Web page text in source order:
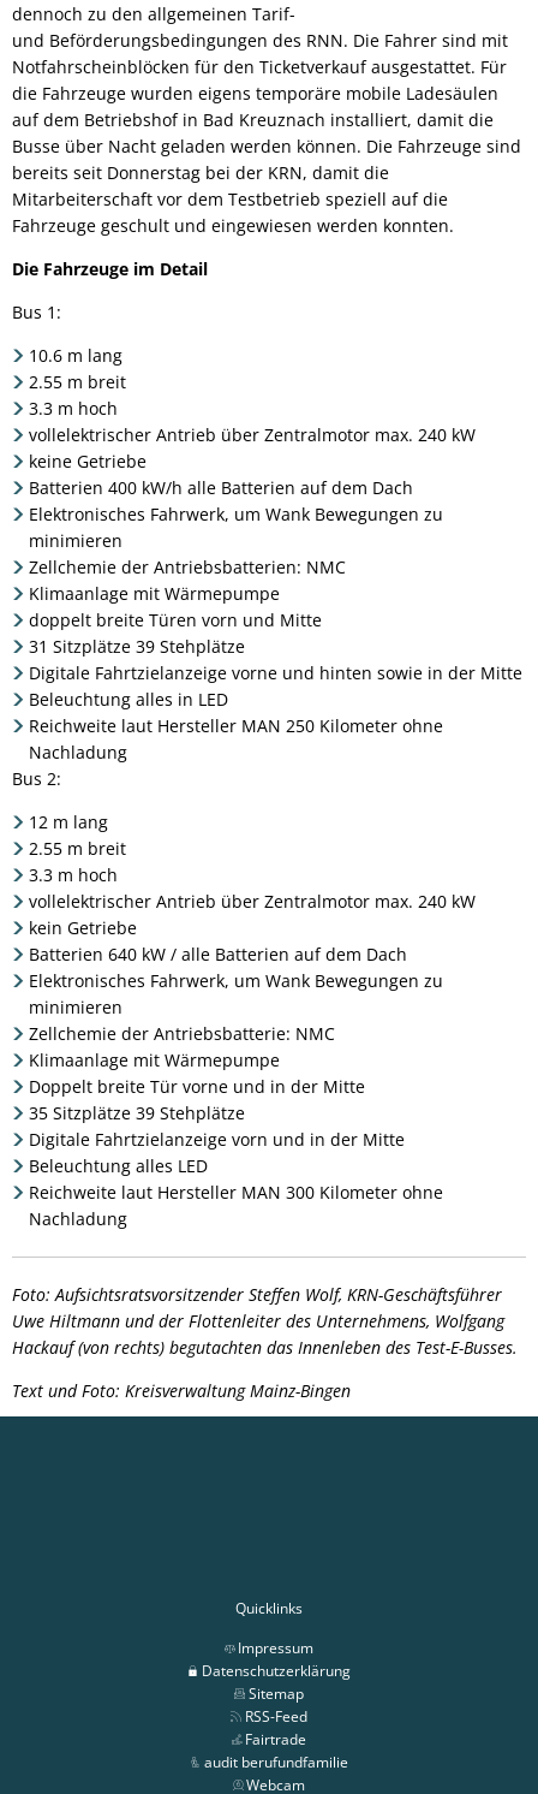
dennoch zu den allgemeinen Tarif-
und Beförderungsbedingungen des RNN. Die Fahrer sind mit
Notfahrscheinblöcken für den Ticketverkauf ausgestattet. Für
die Fahrzeuge wurden eigens temporäre mobile Ladesäulen
auf dem Betriebshof in Bad Kreuznach installiert, damit die
Busse über Nacht geladen werden können. Die Fahrzeuge sind
bereits seit Donnerstag bei der KRN, damit die
Mitarbeiterschaft vor dem Testbetrieb speziell auf die
Fahrzeuge geschult und eingewiesen werden konnten.
Die Fahrzeuge im Detail
Bus 1:
10.6 m lang
2.55 m breit
3.3 m hoch
vollelektrischer Antrieb über Zentralmotor max. 240 kW
keine Getriebe
Batterien 400 kW/h alle Batterien auf dem Dach
Elektronisches Fahrwerk, um Wank Bewegungen zu
minimieren
Zellchemie der Antriebsbatterien: NMC
Klimaanlage mit Wärmepumpe
doppelt breite Türen vorn und Mitte
31 Sitzplätze 39 Stehplätze
Digitale Fahrtzielanzeige vorne und hinten sowie in der Mitte
Beleuchtung alles in LED
Reichweite laut Hersteller MAN 250 Kilometer ohne
Nachladung
Bus 2:
12 m lang
2.55 m breit
3.3 m hoch
vollelektrischer Antrieb über Zentralmotor max. 240 kW
kein Getriebe
Batterien 640 kW / alle Batterien auf dem Dach
Elektronisches Fahrwerk, um Wank Bewegungen zu
minimieren
Zellchemie der Antriebsbatterie: NMC
Klimaanlage mit Wärmepumpe
Doppelt breite Tür vorne und in der Mitte
35 Sitzplätze 39 Stehplätze
Digitale Fahrtzielanzeige vorn und in der Mitte
Beleuchtung alles LED
Reichweite laut Hersteller MAN 300 Kilometer ohne
Nachladung
Foto: Aufsichtsratsvorsitzender Steffen Wolf, KRN-Geschäftsführer
Uwe Hiltmann und der Flottenleiter des Unternehmens, Wolfgang
Hackauf (von rechts) begutachten das Innenleben des Test-E-Busses.
Text und Foto: Kreisverwaltung Mainz-Bingen
Quicklinks
Impressum
Datenschutzerklärung
Sitemap
RSS-Feed
Fairtrade
audit berufundfamilie
Webcam